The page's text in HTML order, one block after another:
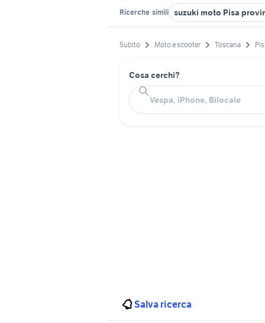
Ricerche simili suzuki moto Pisa
Subito Moto e scooter Toscana
Cosa cerchi?
Salva ricerca